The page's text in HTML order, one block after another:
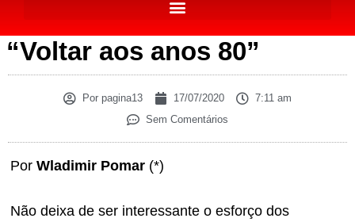
“Voltar aos anos 80”
Por pagina13 17/07/2020
7:11 am
Sem Comentários
Por Wladimir Pomar (*)
Não deixa de ser interessante o esforço dos